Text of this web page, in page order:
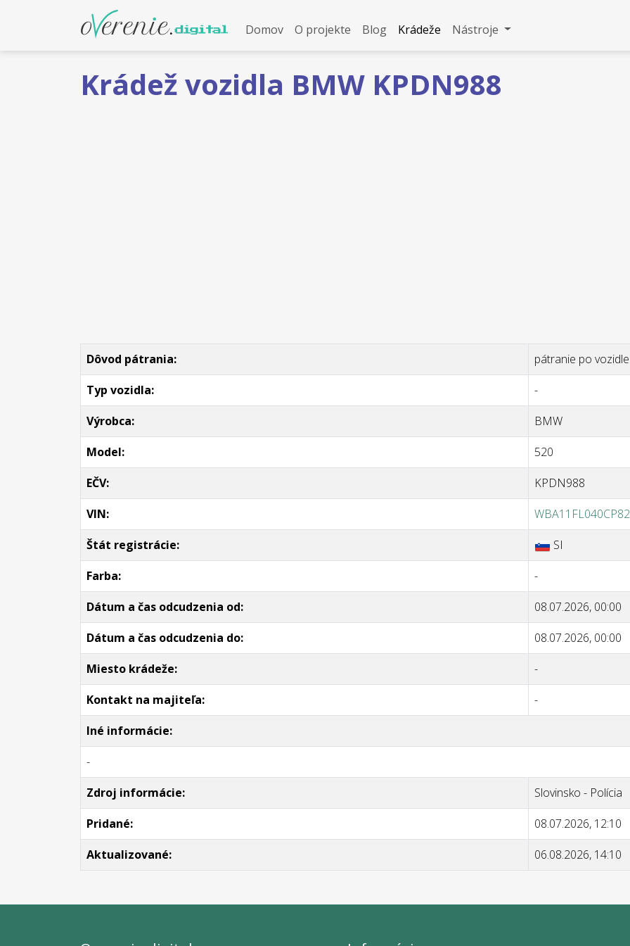
Domov O projekte Blog Krádeže Nástroje
Krádež vozidla BMW KPDN988
Dôvod pátrania:
pátranie po vozidle
Typ vozidla:
-
Výrobca:
BMW
Model:
520
EČV:
KPDN988
VIN:
Štát registrácie:
SI
Farba:
-
Dátum a čas odcudzenia od:
08.07.2026, 00:00
Dátum a čas odcudzenia do:
08.07.2026, 00:00
Miesto krádeže:
-
Kontakt na majiteľa:
-
Iné informácie:
-
Zdroj informácie:
Slovinsko - Polícia
Pridané:
08.07.2026, 12:10
Aktualizované:
06.08.2026, 14:10